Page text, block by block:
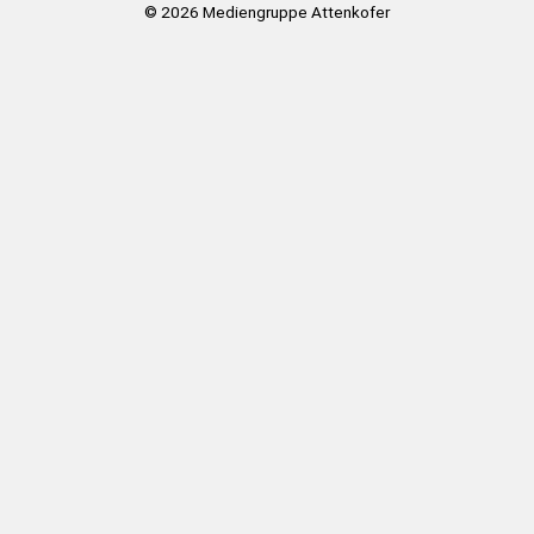
© 2026 Mediengruppe Attenkofer